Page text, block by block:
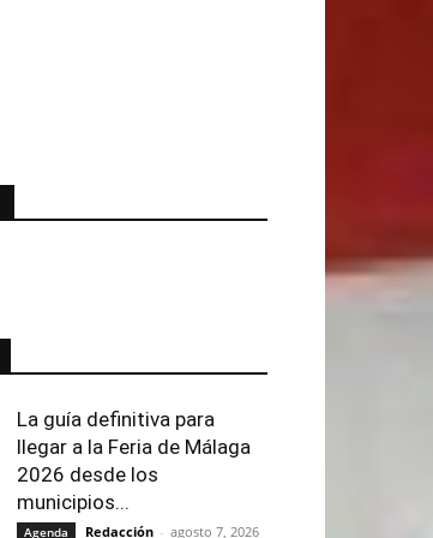
La guía definitiva para
llegar a la Feria de Málaga
2026 desde los
municipios...
Agenda Redacción - agosto 7, 2026